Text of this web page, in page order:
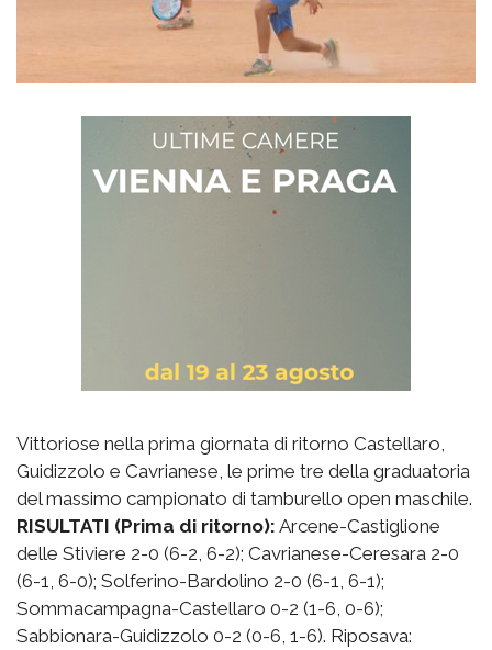
Vittoriose nella prima giornata di ritorno Castellaro,
Guidizzolo e Cavrianese, le prime tre della graduatoria
del massimo campionato di tamburello open maschile.
RISULTATI (Prima di ritorno): Arcene-Castiglione
delle Stiviere 2-0 (6-2, 6-2); Cavrianese-Ceresara 2-0
(6-1, 6-0); Solferino-Bardolino 2-0 (6-1, 6-1);
Sommacampagna-Castellaro 0-2 (1-6, 0-6);
Sabbionara-Guidizzolo 0-2 (0-6, 1-6). Riposava: